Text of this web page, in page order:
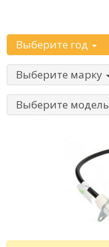
Выберите год
Выберите марку
Выберите модель